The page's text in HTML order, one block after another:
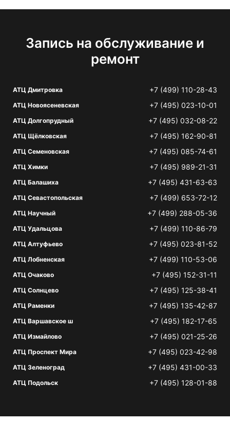
Запись на обслуживание и
ремонт
АТЦ Дмитровка +7 (499) 110-28-43
АТЦ Новоясеневская +7 (495) 023-10-01
АТЦ Долгопрудный +7 (495) 032-08-22
АТЦ Щёлковская +7 (495) 162-90-81
АТЦ Семеновская +7 (495) 085-74-61
АТЦ Химки +7 (495) 989-21-31
АТЦ Балашиха +7 (495) 431-63-63
АТЦ Севастопольская +7 (499) 653-72-12
АТЦ Научный +7 (499) 288-05-36
АТЦ Удальцова +7 (499) 110-86-79
АТЦ Алтуфьево +7 (495) 023-81-52
АТЦ Лобненская +7 (499) 110-53-06
АТЦ Очаково +7 (495) 152-31-11
АТЦ Солнцево +7 (495) 125-38-41
АТЦ Раменки +7 (495) 135-42-87
АТЦ Варшавское ш +7 (495) 182-17-65
АТЦ Измайлово +7 (495) 021-25-26
АТЦ Проспект Мира +7 (495) 023-42-98
АТЦ Зеленоград +7 (495) 431-00-33
АТЦ Подольск +7 (495) 128-01-88